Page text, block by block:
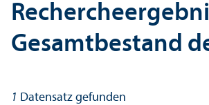
Gesamtbestand
1 Datensatz gefunden